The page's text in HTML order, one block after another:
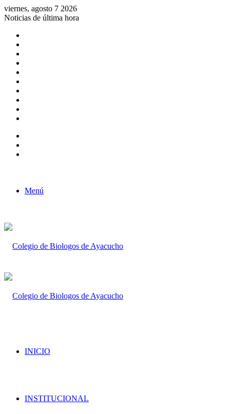
viernes, agosto 7 2026
Noticias de última hora
Menú
INICIO
INSTITUCIONAL